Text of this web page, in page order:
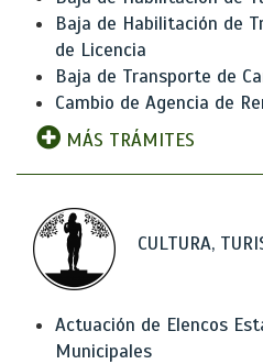
Baja de Habilitación de
de Licencia
Baja de Transporte de
Cambio de Agencia de
MÁS TRÁMITES
CULTURA,
Actuación de Elencos
Municipales